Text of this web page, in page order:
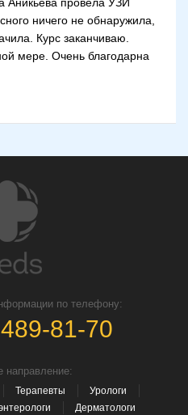
ничего не обнаружила,
Курс заканчиваю.
мере. Очень благодарна
по телефону:
81-70
направление:
Терапевты
Урологи
Дерматологи